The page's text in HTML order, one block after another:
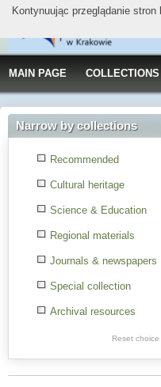
MAIN PAGE COLLECTIONS
Narrow by collections
Recommended
Cultural heritage
Science & Education
Regional materials
Journals & newspapers
Special collection
Archival resources
Reset choice
Kontynuując przeglądanie